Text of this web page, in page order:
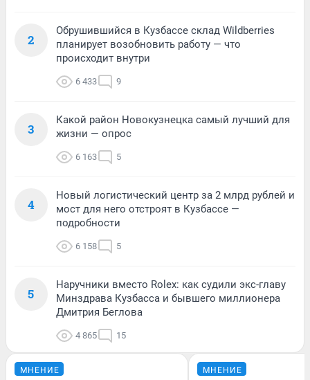
2
Обрушившийся в Кузбассе склад Wildberries
планирует возобновить работу — что
происходит внутри
6 433 9
3
Какой район Новокузнецка самый лучший для
жизни — опрос
6 163 5
4
Новый логистический центр за 2 млрд рублей и
мост для него отстроят в Кузбассе —
подробности
6 158 5
5
Наручники вместо Rolex: как судили экс-главу
Минздрава Кузбасса и бывшего миллионера
Дмитрия Беглова
4 865 15
МНЕНИЕ МНЕНИЕ